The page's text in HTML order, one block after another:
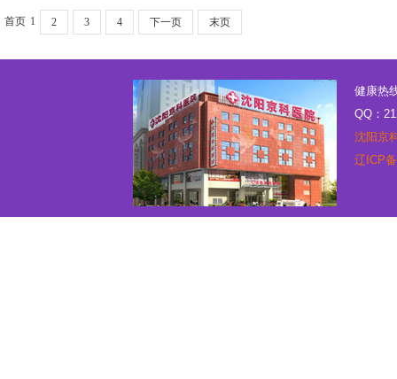
首页 1 2 3 4 下一页 末页
健康热
QQ：
沈阳京
辽ICP